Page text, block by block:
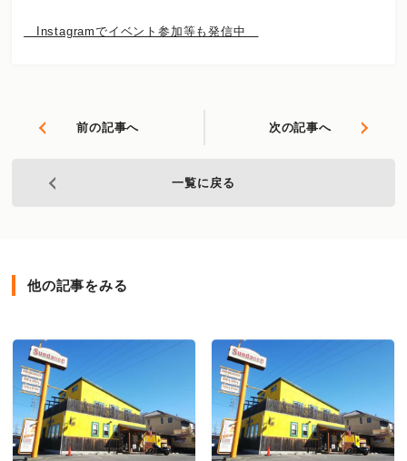
Instagramでイベント参加等も発信中
前の記事へ 次の記事へ
一覧に戻る
他の記事をみる